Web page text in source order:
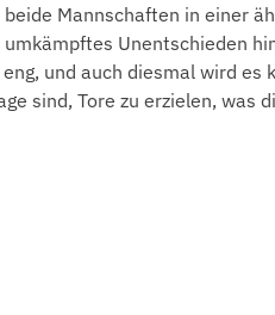
Mannschaften in einer
Unentschieden
und auch diesmal wird es
sind, Tore zu erzielen, was